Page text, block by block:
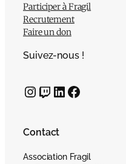
Participer à Fragil
Recrutement
Faire un don
Suivez-nous !
InstagramTwitch LinkedIn Facebook
Contact
Association Fragil